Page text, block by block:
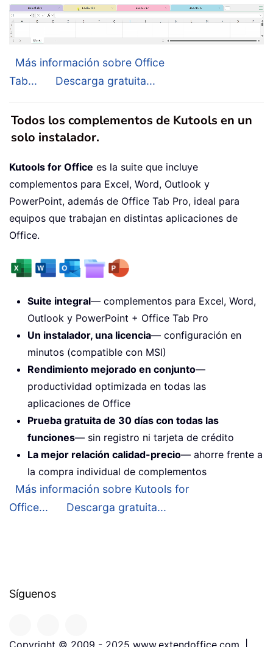
Más información sobre Office
Tab...
Descarga gratuita...
Todos los complementos de Kutools en un
solo instalador.
Kutools for Office es la suite que incluye
complementos para Excel, Word, Outlook y
PowerPoint, además de Office Tab Pro, ideal para
equipos que trabajan en distintas aplicaciones de
Office.
Suite integral— complementos para Excel, Word,
Outlook y PowerPoint + Office Tab Pro
Un instalador, una licencia— configuración en
minutos (compatible con MSI)
Rendimiento mejorado en conjunto—
productividad optimizada en todas las
aplicaciones de Office
Prueba gratuita de 30 días con todas las
funciones— sin registro ni tarjeta de crédito
La mejor relación calidad-precio— ahorre frente a
la compra individual de complementos
Más información sobre Kutools for
Office...
Descarga gratuita...
Síguenos
Copyright © 2009 - 2025 www.extendoffice.com. |